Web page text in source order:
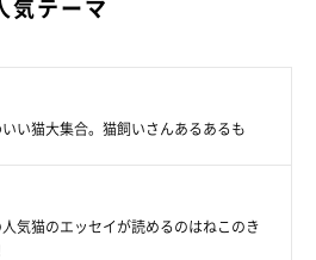
気テーマ
い猫大集合。猫飼いさんあるあるも
気猫のエッセイが読めるのはねこのき